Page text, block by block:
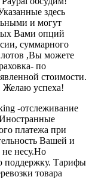
здесь
и могут
Вами опций
суммарного
лотов ,Вы можете
по
стоимости.
Желаю успеха!
-отслеживание
платежа при
Вашей и
несу.Но
поддержку. Тарифы
товара